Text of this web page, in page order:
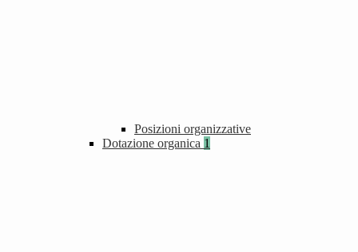
Posizioni organizzative
Dotazione organica 1